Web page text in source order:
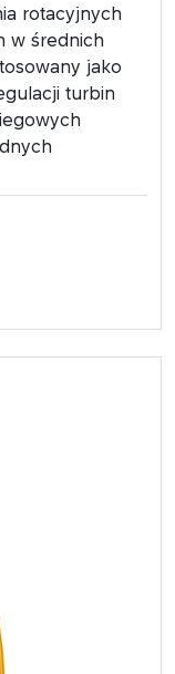
rotacyjnych
w średnich
jako
turbin